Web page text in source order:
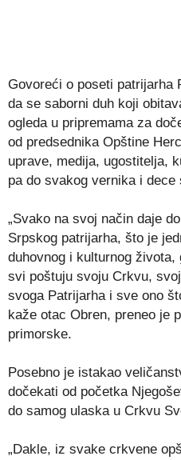
Govoreći o poseti patrijarha
da se saborni duh koji
ogleda u pripremama za
od predsednika Opštine
uprave, medija, ugostitelja,
pa do svakog vernika i dece
„Svako na svoj način daje
Srpskog patrijarha, što je
duhovnog i kulturnog
svi poštuju svoju Crkvu,
svoga Patrijarha i sve ono
kaže otac Obren, preneo je
primorske.
Posebno je istakao
dočekati od početka
do samog ulaska u Crkvu
„Dakle, iz svake crkvene